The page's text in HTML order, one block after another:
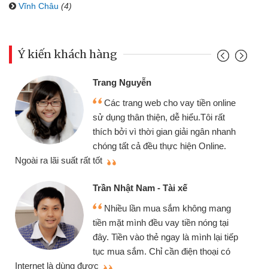
Vĩnh Châu (4)
Ý kiến khách hàng
Trang Nguyễn
Các trang web cho vay tiền online
sử dụng thân thiện, dễ hiểu.Tôi rất
thích bởi vì thời gian giải ngân nhanh
chóng tất cả đều thực hiện Online.
Ngoài ra lãi suất rất tốt
Trần Nhật Nam - Tài xế
Nhiều lần mua sắm không mang
tiền mặt mình đều vay tiền nóng tại
đây. Tiền vào thẻ ngay là mình lại tiếp
tục mua sắm. Chỉ cần điện thoại có
Internet là dùng được